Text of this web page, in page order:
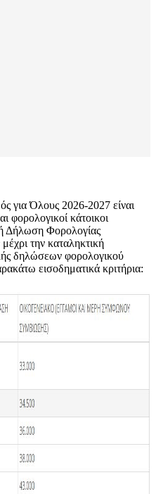
για Όλους 2026-2027 είναι
φορολογικοί κάτοικοι
Δήλωση Φορολογίας
την καταληκτική
δηλώσεων φορολογικού
εισοδηματικά κριτήρια: